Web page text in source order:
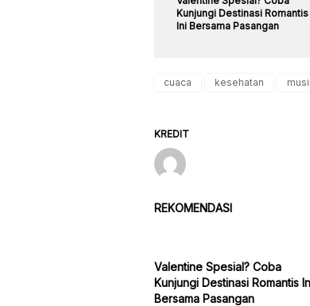
Kunjungi Destinasi Romantis
Ini Bersama Pasangan
cuaca kesehatan
KREDIT
REKOMENDASI
Valentine Spesial? Coba
Kunjungi Destinasi Romantis
Bersama Pasangan